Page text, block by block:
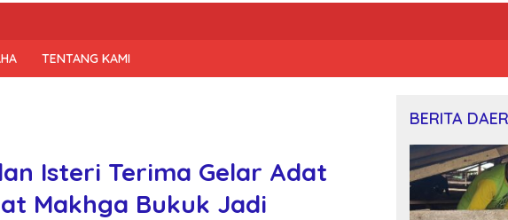
TENTANG KAMI
Isteri Terima Gelar Adat
Makhga Bukuk Jadi
BERITA